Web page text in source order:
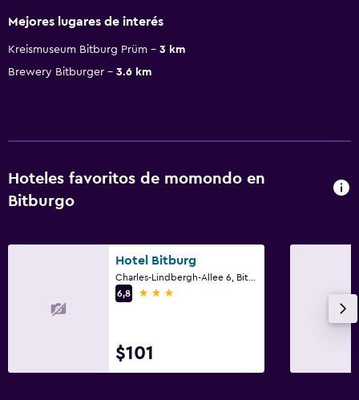
Mejores lugares de interés
Kreismuseum Bitburg Prüm
3 km
Brewery Bitburger
3.6 km
Hoteles favoritos de momondo en
Bitburgo
Hotel Bitburg
6,8
3 estrellas
$101